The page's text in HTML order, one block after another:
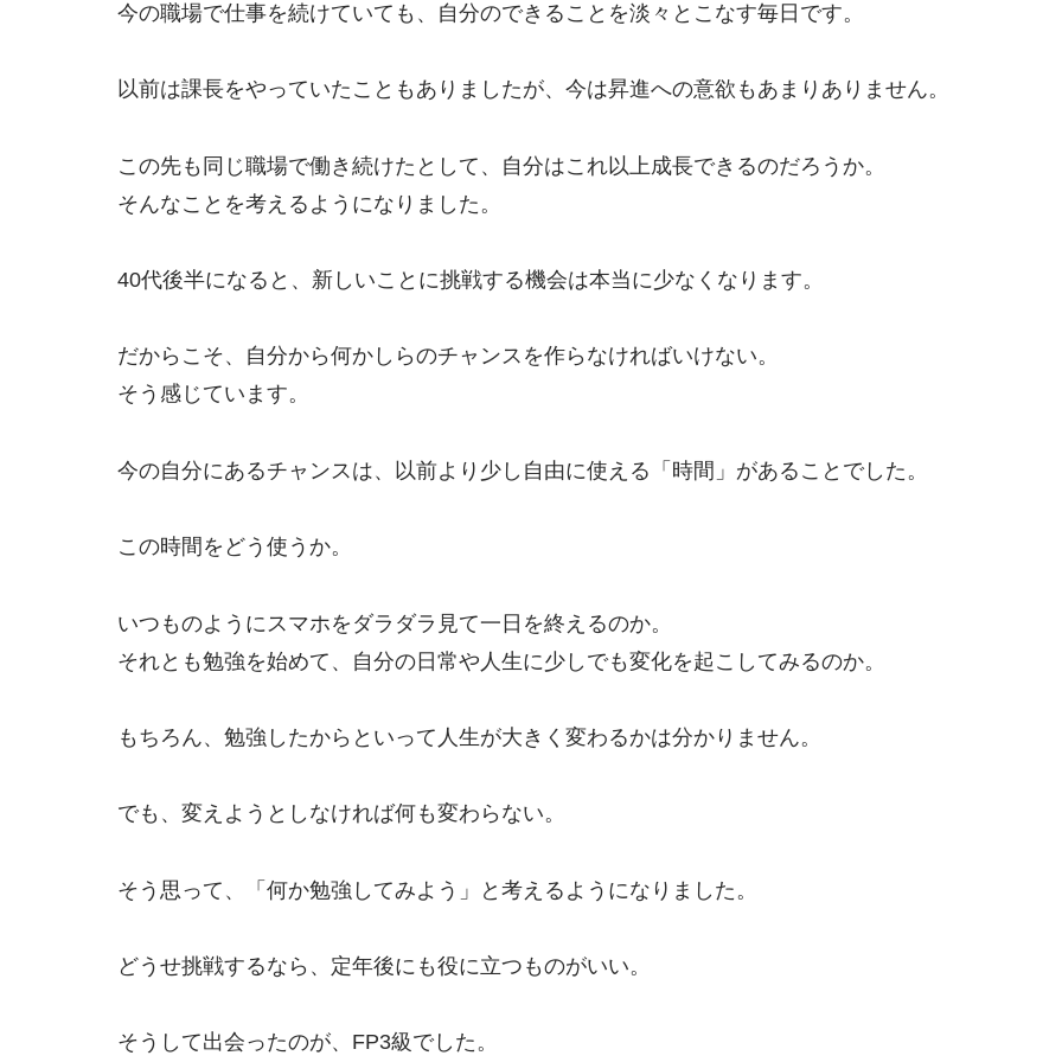
今の職場で仕事を続けていても、自分のできることを淡々とこなす毎日です。
以前は課長をやっていたこともありましたが、今は昇進への意欲もあまりありません。
この先も同じ職場で働き続けたとして、自分はこれ以上成長できるのだろうか。
そんなことを考えるようになりました。
40代後半になると、新しいことに挑戦する機会は本当に少なくなります。
だからこそ、自分から何かしらのチャンスを作らなければいけない。
そう感じています。
今の自分にあるチャンスは、以前より少し自由に使える「時間」があることでした。
この時間をどう使うか。
いつものようにスマホをダラダラ見て一日を終えるのか。
それとも勉強を始めて、自分の日常や人生に少しでも変化を起こしてみるのか。
もちろん、勉強したからといって人生が大きく変わるかは分かりません。
でも、変えようとしなければ何も変わらない。
そう思って、「何か勉強してみよう」と考えるようになりました。
どうせ挑戦するなら、定年後にも役に立つものがいい。
そうして出会ったのが、FP3級でした。